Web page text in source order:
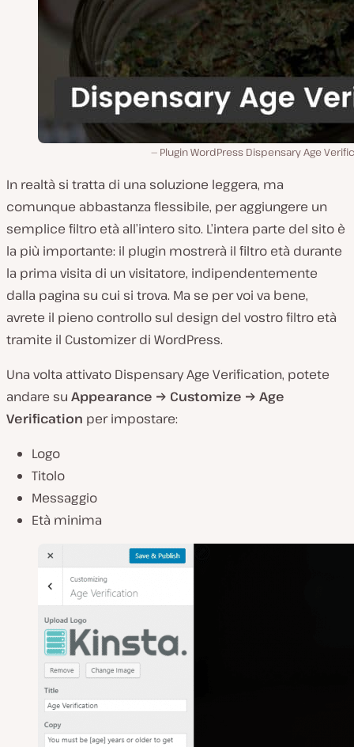
Plugin WordPress Dispensary Age
In realtà si tratta di una soluzione leggera, ma
comunque abbastanza flessibile, per aggiungere un
semplice filtro età all’intero sito. L’intera parte del sito è
la più importante: il plugin mostrerà il filtro età durante
la prima visita di un visitatore, indipendentemente
dalla pagina su cui si trova. Ma se per voi va bene,
avrete il pieno controllo sul design del vostro filtro età
tramite il Customizer di WordPress.
Una volta attivato Dispensary Age Verification, potete
andare su Appearance → Customize → Age
Verification per impostare:
Logo
Titolo
Messaggio
Età minima